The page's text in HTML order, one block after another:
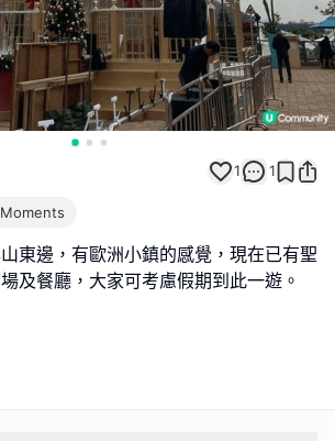
1 1
東邊，有歐洲小鎮的感覺，現在已有聖